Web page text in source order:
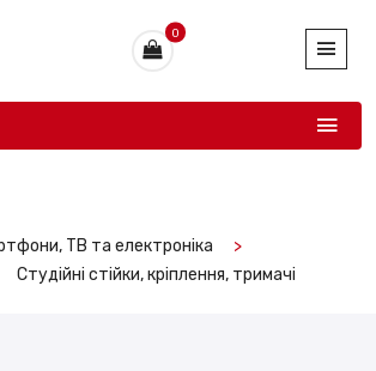
0
ТВ та електроніка
Студійні стійки, кріплення, тримачі